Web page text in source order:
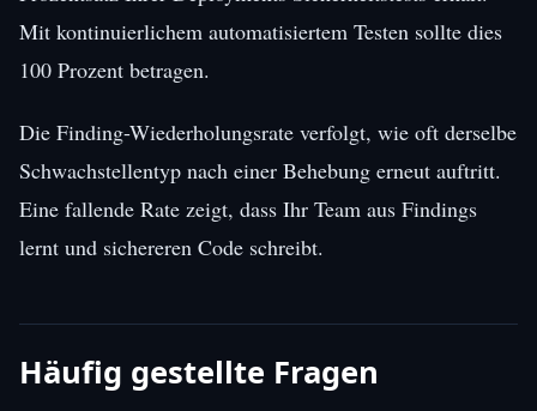
Mit kontinuierlichem automatisiertem Testen sollte dies
100 Prozent betragen.
Die Finding-Wiederholungsrate verfolgt, wie oft derselbe
Schwachstellentyp nach einer Behebung erneut auftritt.
Eine fallende Rate zeigt, dass Ihr Team aus Findings
lernt und sichereren Code schreibt.
Häufig gestellte Fragen